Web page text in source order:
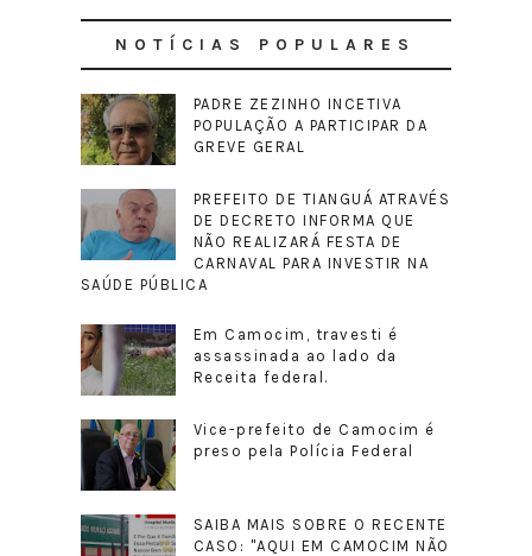
NOTÍCIAS POPULARES
PADRE ZEZINHO INCETIVA
POPULAÇÃO A PARTICIPAR DA
GREVE GERAL
PREFEITO DE TIANGUÁ ATRAVÉS
DE DECRETO INFORMA QUE
NÃO REALIZARÁ FESTA DE
CARNAVAL PARA INVESTIR NA
SAÚDE PÚBLICA
Em Camocim, travesti é
assassinada ao lado da
Receita federal.
Vice-prefeito de Camocim é
preso pela Polícia Federal
SAIBA MAIS SOBRE O RECENTE
CASO: "AQUI EM CAMOCIM NÃO